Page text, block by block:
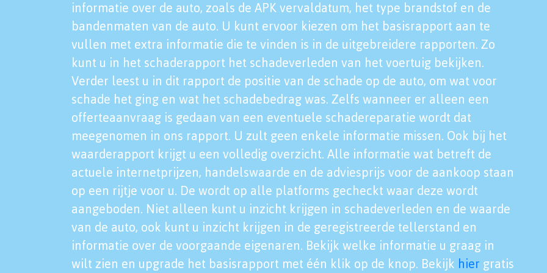
informatie over de auto, zoals de APK vervaldatum, het type brandstof en de
bandenmaten van de auto. U kunt ervoor kiezen om het basisrapport aan te
vullen met extra informatie die te vinden is in de uitgebreidere rapporten. Zo
kunt u in het schaderapport het schadeverleden van het voertuig bekijken.
Verder leest u in dit rapport de positie van de schade op de auto, om wat voor
schade het ging en wat het schadebedrag was. Zelfs wanneer er alleen een
offerteaanvraag is gedaan van een eventuele schadereparatie wordt dat
meegenomen in ons rapport. U zult geen enkele informatie missen. Ook bij het
waarderapport krijgt u een volledig overzicht. Alle informatie wat betreft de
actuele internetprijzen, handelswaarde en de adviesprijs voor de aankoop staan
op een rijtje voor u. De wordt op alle platforms gecheckt waar deze wordt
aangeboden. Niet alleen kunt u inzicht krijgen in schadeverleden en de waarde
van de auto, ook kunt u inzicht krijgen in de geregistreerde tellerstand en
informatie over de voorgaande eigenaren. Bekijk welke informatie u graag in
wilt zien en upgrade het basisrapport met één klik op de knop. Bekijk hier gratis